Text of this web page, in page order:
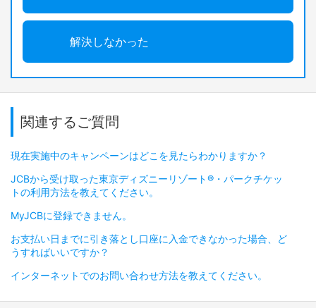
解決しなかった
関連するご質問
現在実施中のキャンペーンはどこを見たらわかりますか？
JCBから受け取った東京ディズニーリゾート®・パークチケッ
トの利用方法を教えてください。
MyJCBに登録できません。
お支払い日までに引き落とし口座に入金できなかった場合、ど
うすればいいですか？
インターネットでのお問い合わせ方法を教えてください。